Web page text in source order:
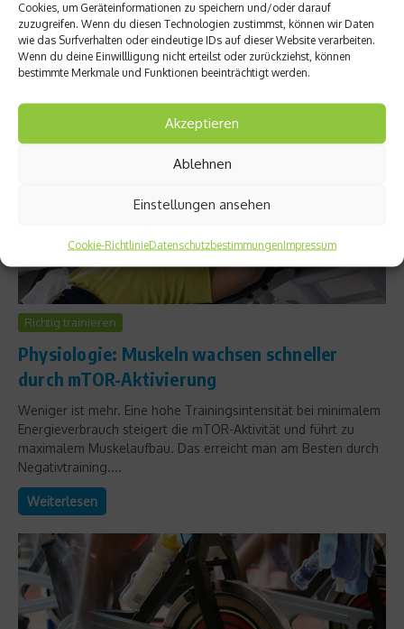
Cookies, um Geräteinformationen zu speichern und/oder darauf
zuzugreifen. Wenn du diesen Technologien zustimmst, können wir Daten
wie das Surfverhalten oder eindeutige IDs auf dieser Website verarbeiten.
Wenn du deine Einwillligung nicht erteilst oder zurückziehst, können
bestimmte Merkmale und Funktionen beeinträchtigt werden.
Akzeptieren
Ablehnen
Einstellungen ansehen
Cookie-RichtlinieDatenschutzbestimmungenImpressum
Weg an hartem Training vorbei. Warum das so ist, erfahrt Ihr
hier....
Weiterlesen
Richtig trainieren
Physiologie: Muskeln wachsen schneller
durch mTOR-Aktivierung
Weniger ist mehr. Eine hohe Trainingsintensität bei minimalem
Energieverbrauch steigert die mTOR-Aktivität und führt zu
maximalem Muskelaufbau. Das erreicht man am Besten durch
Negativtraining....
Weiterlesen